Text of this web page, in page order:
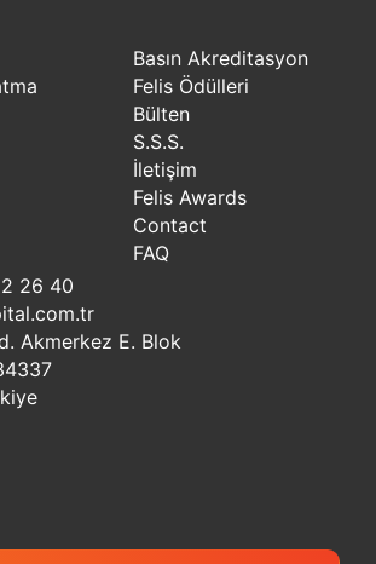
Basın Akreditasyon
Felis Ödülleri
Bülten
S.S.S.
İletişim
Felis Awards
Contact
FAQ
26 40
Akmerkez E. Blok